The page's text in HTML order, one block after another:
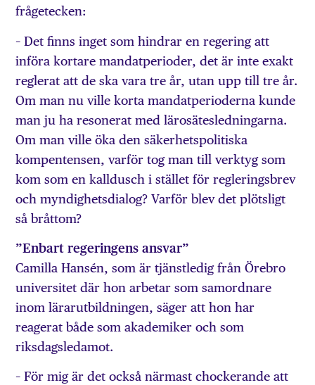
frågetecken:
– Det finns inget som hindrar en regering att
införa kortare mandatperioder, det är inte exakt
reglerat att de ska vara tre år, utan upp till tre år.
Om man nu ville korta mandatperioderna kunde
man ju ha resonerat med lärosätesledningarna.
Om man ville öka den säkerhetspolitiska
kompentensen, varför tog man till verktyg som
kom som en kalldusch i stället för regleringsbrev
och myndighetsdialog? Varför blev det plötsligt
så bråttom?
”Enbart regeringens ansvar”
Camilla Hansén, som är tjänstledig från Örebro
universitet där hon arbetar som samordnare
inom lärarutbildningen, säger att hon har
reagerat både som akademiker och som
riksdagsledamot.
– För mig är det också närmast chockerande att